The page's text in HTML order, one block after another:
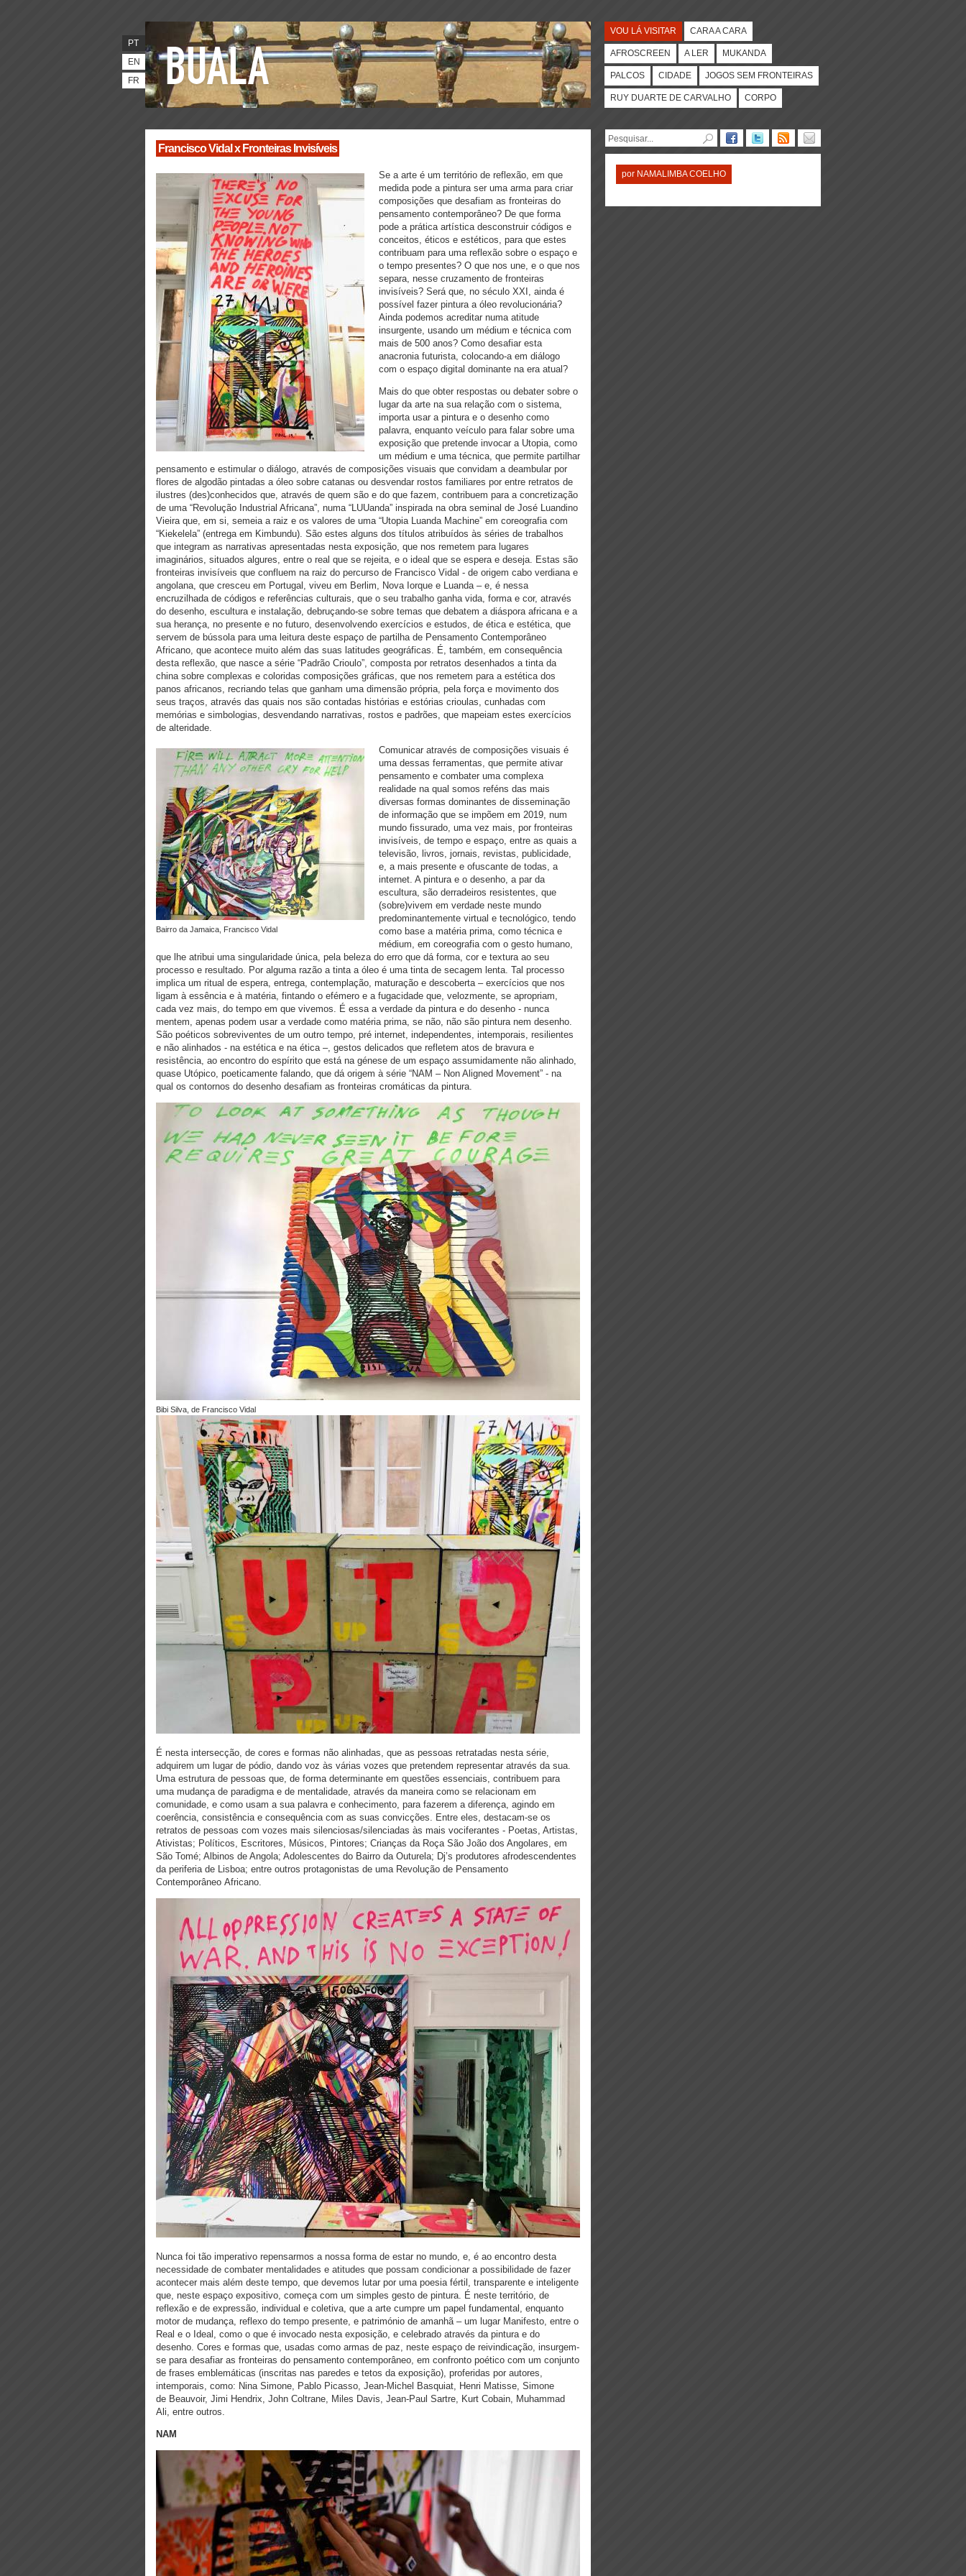
PT
EN
FR
VOU LÁ VISITAR CARA A CARA
AFROSCREEN A LER MUKANDA
PALCOS CIDADE JOGOS SEM FRONTEIRAS
RUY DUARTE DE CARVALHO CORPO
Francisco Vidal x Fronteiras Invisíveis
Se a arte é um território de reflexão, em que
medida pode a pintura ser uma arma para criar
composições que desafiam as fronteiras do
pensamento contemporâneo? De que forma
pode a prática artística desconstruir códigos e
conceitos, éticos e estéticos, para que estes
contribuam para uma reflexão sobre o espaço e
o tempo presentes? O que nos une, e o que nos
separa, nesse cruzamento de fronteiras
invisíveis? Será que, no século XXI, ainda é
possível fazer pintura a óleo revolucionária?
Ainda podemos acreditar numa atitude
insurgente, usando um médium e técnica com
mais de 500 anos? Como desafiar esta
anacronia futurista, colocando-a em diálogo
com o espaço digital dominante na era atual?
Mais do que obter respostas ou debater sobre o
lugar da arte na sua relação com o sistema,
importa usar a pintura e o desenho como
palavra, enquanto veículo para falar sobre uma
exposição que pretende invocar a Utopia, como
um médium e uma técnica, que permite partilhar
pensamento e estimular o diálogo, através de composições visuais que convidam a deambular por
flores de algodão pintadas a óleo sobre catanas ou desvendar rostos familiares por entre retratos de
ilustres (des)conhecidos que, através de quem são e do que fazem, contribuem para a concretização
de uma “Revolução Industrial Africana”, numa “LUUanda” inspirada na obra seminal de José Luandino
Vieira que, em si, semeia a raiz e os valores de uma “Utopia Luanda Machine” em coreografia com
“Kiekelela” (entrega em Kimbundu). São estes alguns dos títulos atribuídos às séries de trabalhos
que integram as narrativas apresentadas nesta exposição, que nos remetem para lugares
imaginários, situados algures, entre o real que se rejeita, e o ideal que se espera e deseja. Estas são
fronteiras invisíveis que confluem na raiz do percurso de Francisco Vidal - de origem cabo verdiana e
angolana, que cresceu em Portugal, viveu em Berlim, Nova Iorque e Luanda – e, é nessa
encruzilhada de códigos e referências culturais, que o seu trabalho ganha vida, forma e cor, através
do desenho, escultura e instalação, debruçando-se sobre temas que debatem a diáspora africana e a
sua herança, no presente e no futuro, desenvolvendo exercícios e estudos, de ética e estética, que
servem de bússola para uma leitura deste espaço de partilha de Pensamento Contemporâneo
Africano, que acontece muito além das suas latitudes geográficas. É, também, em consequência
desta reflexão, que nasce a série “Padrão Crioulo”, composta por retratos desenhados a tinta da
china sobre complexas e coloridas composições gráficas, que nos remetem para a estética dos
panos africanos, recriando telas que ganham uma dimensão própria, pela força e movimento dos
seus traços, através das quais nos são contadas histórias e estórias crioulas, cunhadas com
memórias e simbologias, desvendando narrativas, rostos e padrões, que mapeiam estes exercícios
de alteridade.
Bairro da Jamaica, Francisco Vidal
Comunicar através de composições visuais é
uma dessas ferramentas, que permite ativar
pensamento e combater uma complexa
realidade na qual somos reféns das mais
diversas formas dominantes de disseminação
de informação que se impõem em 2019, num
mundo fissurado, uma vez mais, por fronteiras
invisíveis, de tempo e espaço, entre as quais a
televisão, livros, jornais, revistas, publicidade,
e, a mais presente e ofuscante de todas, a
internet. A pintura e o desenho, a par da
escultura, são derradeiros resistentes, que
(sobre)vivem em verdade neste mundo
predominantemente virtual e tecnológico, tendo
como base a matéria prima, como técnica e
médium, em coreografia com o gesto humano,
que lhe atribui uma singularidade única, pela beleza do erro que dá forma, cor e textura ao seu
processo e resultado. Por alguma razão a tinta a óleo é uma tinta de secagem lenta. Tal processo
implica um ritual de espera, entrega, contemplação, maturação e descoberta – exercícios que nos
ligam à essência e à matéria, fintando o efémero e a fugacidade que, velozmente, se apropriam,
cada vez mais, do tempo em que vivemos. É essa a verdade da pintura e do desenho - nunca
mentem, apenas podem usar a verdade como matéria prima, se não, não são pintura nem desenho.
São poéticos sobreviventes de um outro tempo, pré internet, independentes, intemporais, resilientes
e não alinhados - na estética e na ética –, gestos delicados que refletem atos de bravura e
resistência, ao encontro do espírito que está na génese de um espaço assumidamente não alinhado,
quase Utópico, poeticamente falando, que dá origem à série “NAM – Non Aligned Movement” - na
qual os contornos do desenho desafiam as fronteiras cromáticas da pintura.
Bibi Silva, de Francisco Vidal
É nesta intersecção, de cores e formas não alinhadas, que as pessoas retratadas nesta série,
adquirem um lugar de pódio, dando voz às várias vozes que pretendem representar através da sua.
Uma estrutura de pessoas que, de forma determinante em questões essenciais, contribuem para
uma mudança de paradigma e de mentalidade, através da maneira como se relacionam em
comunidade, e como usam a sua palavra e conhecimento, para fazerem a diferença, agindo em
coerência, consistência e consequência com as suas convicções. Entre eles, destacam-se os
retratos de pessoas com vozes mais silenciosas/silenciadas às mais vociferantes - Poetas, Artistas,
Ativistas; Políticos, Escritores, Músicos, Pintores; Crianças da Roça São João dos Angolares, em
São Tomé; Albinos de Angola; Adolescentes do Bairro da Outurela; Dj’s produtores afrodescendentes
da periferia de Lisboa; entre outros protagonistas de uma Revolução de Pensamento
Contemporâneo Africano.
Nunca foi tão imperativo repensarmos a nossa forma de estar no mundo, e, é ao encontro desta
necessidade de combater mentalidades e atitudes que possam condicionar a possibilidade de fazer
acontecer mais além deste tempo, que devemos lutar por uma poesia fértil, transparente e inteligente
que, neste espaço expositivo, começa com um simples gesto de pintura. É neste território, de
reflexão e de expressão, individual e coletiva, que a arte cumpre um papel fundamental, enquanto
motor de mudança, reflexo do tempo presente, e património de amanhã – um lugar Manifesto, entre o
Real e o Ideal, como o que é invocado nesta exposição, e celebrado através da pintura e do
desenho. Cores e formas que, usadas como armas de paz, neste espaço de reivindicação, insurgem-
se para desafiar as fronteiras do pensamento contemporâneo, em confronto poético com um conjunto
de frases emblemáticas (inscritas nas paredes e tetos da exposição), proferidas por autores,
intemporais, como: Nina Simone, Pablo Picasso, Jean-Michel Basquiat, Henri Matisse, Simone
de Beauvoir, Jimi Hendrix, John Coltrane, Miles Davis, Jean-Paul Sartre, Kurt Cobain, Muhammad
Ali, entre outros.
NAM
por NAMALIMBA COELHO